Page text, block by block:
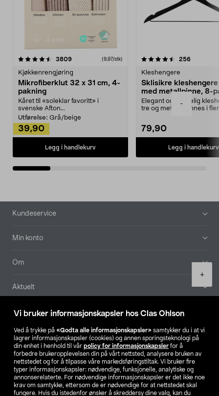
Vi bruker informasjonskapsler hos Clas Ohlson
Ved å trykke på «Godta alle informasjonskapsler» samtykker du i at vi
lagrer informasjonskapsler (cookies) og annen sporingsteknologi på
din enhet i henhold til vår policy for informasjonskapsler for å
forbedre brukeropplevelsen din på vårt nettsted, analysere bruken av
nettstedet og for å tilpasse våre markedsføringstiltak. Vi bruker fire
typer informasjonskapsler: nødvendige, funksjonelle, analytiske og
annonserelaterte. For nødvendige informasjonskapsler er det ikke noe
krav om samtykke, ettersom de er nødvendige for at nettstedet skal
fungere. Hvis du istedenfor ønsker å skreddersy dine valg, kan du
-
+
3809anmeldelser(9,97/stk)
Kjøkkenrengjøring
Mikrofiberklut 32 x 31 cm, 4-
pakning
Kåret til «soleklar favoritt» i
svenske Afton...
Utførelse: Grå/beige
39,90
Legg i handlekurv
4.5av 5 stjerner 256
Kleshengere
Sklisikre
med metallpinne, 8-
Elegant og skikkelig
tre og metall – finnes i
79,90
Legg i handlekurv
4.5av 5 stjerner
Bunntekst
Kundeservice
Min konto
Om
Aktuelt
Våre selskaper
Finn din butikk
SE NO FI